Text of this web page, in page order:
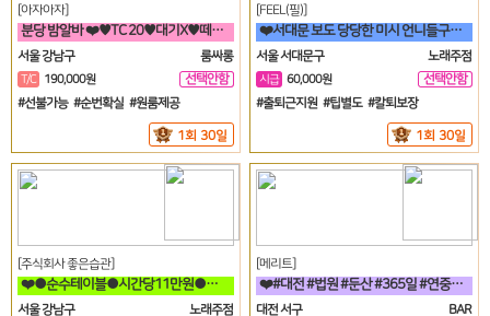
[아자아자]
분당 밤알바 ❤️♥TC 20♥대기X♥떼초X♥분당1등♥❤️
서울 강남구
룸싸롱
T/C 190,000원
선택안함
일
#선불가능 #순번확실 #원룸제공
1회 30일
[FEEL(필)]
❤️서대문 보도 당당한 미시 언니들구함 초보 직장인 투잡 알바도 가능❤️
서울 서대문구
노래주점
시급 60,000원
선택안함
일
#출퇴근지원 #팁별도 #칼퇴보장
1회 30일
[주식회사 좋은습관]
❤️●순수테이블●시간당11만원●갯수보장제●❤️
서울 강남구
노래주점
[메리트]
❤️#대전 #법원 #둔산 #365일 #연중무휴 #초보자환영 #당일지급 #
대전 서구
BAR